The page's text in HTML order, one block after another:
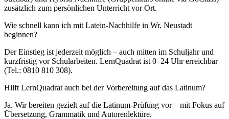
zusätzlich zum persönlichen Unterricht vor Ort.
Wie schnell kann ich mit Latein-Nachhilfe in Wr. Neustadt
beginnen?
Der Einstieg ist jederzeit möglich – auch mitten im Schuljahr und
kurzfristig vor Schularbeiten. LernQuadrat ist 0–24 Uhr erreichbar
(Tel.: 0810 810 308).
Hilft LernQuadrat auch bei der Vorbereitung auf das Latinum?
Ja. Wir bereiten gezielt auf die Latinum-Prüfung vor – mit Fokus auf
Übersetzung, Grammatik und Autorenlektüre.